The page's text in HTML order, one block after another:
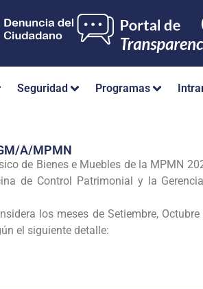
Seguridad Programas
A/MPMN
de Bienes e Muebles de la MPMN
de Control Patrimonial y la
los meses de Setiembre,
el siguiente detalle: